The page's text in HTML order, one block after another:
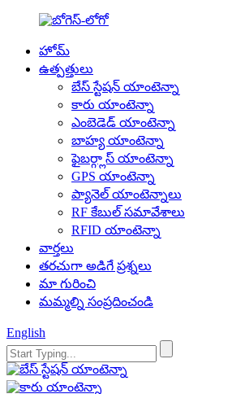
హోమ్
ఉత్పత్తులు
బేస్ స్టేషన్ యాంటెన్నా
కారు యాంటెన్నా
ఎంబెడెడ్ యాంటెన్నా
బాహ్య యాంటెన్నా
ఫైబర్గ్లాస్ యాంటెన్నా
GPS యాంటెన్నా
ప్యానెల్ యాంటెన్నాలు
RF కేబుల్ సమావేశాలు
RFID యాంటెన్నా
వార్తలు
తరచుగా అడిగే ప్రశ్నలు
మా గురించి
మమ్మల్ని సంప్రదించండి
English